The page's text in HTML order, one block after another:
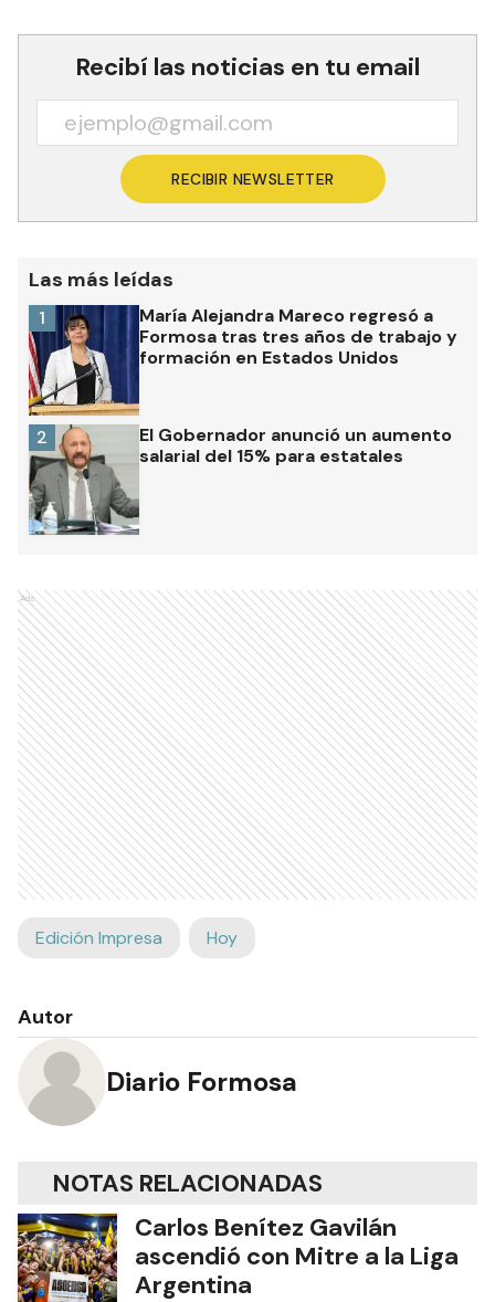
Recibí las noticias en tu email
RECIBIR NEWSLETTER
Las más leídas
María Alejandra Mareco regresó a
Formosa tras tres años de trabajo y
formación en Estados Unidos
1
El Gobernador anunció un aumento
salarial del 15% para estatales
2
Ads
Edición Impresa Hoy
Autor
Diario Formosa
NOTAS RELACIONADAS
Carlos Benítez Gavilán
ascendió con Mitre a la Liga
Argentina